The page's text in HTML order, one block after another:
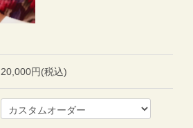
20,000円(税込)